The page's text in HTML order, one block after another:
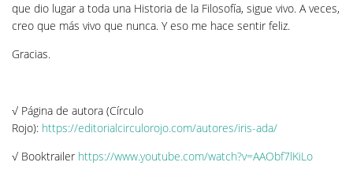
que dio lugar a toda una Historia de la Filosofía, sigue vivo. A veces,
creo que más vivo que nunca. Y eso me hace sentir feliz.
Gracias.
√ Página de autora (Círculo
Rojo): https://editorialcirculorojo.com/autores/iris-ada/
√ Booktrailer https://www.youtube.com/watch?v=AAObf7lKiLo